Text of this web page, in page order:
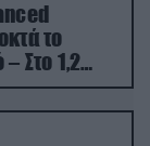
το
Στο 1,2